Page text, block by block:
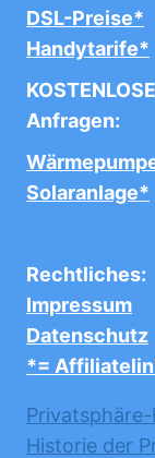
DSL-Preise*
Handytarife*
KOSTENLOSE
Anfragen:
Solaranlage*
Rechtliches:
Impressum
Datenschutz
*=
Historie der